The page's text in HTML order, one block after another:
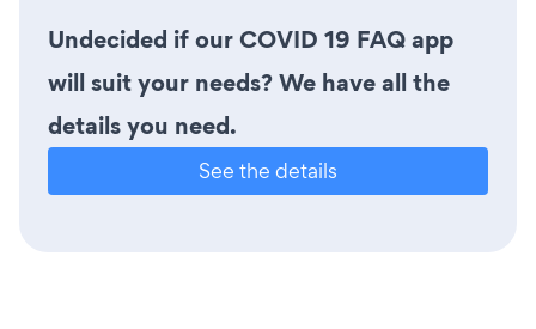
Undecided if our COVID 19 FAQ app
will suit your needs? We have all the
details you need.
See the details